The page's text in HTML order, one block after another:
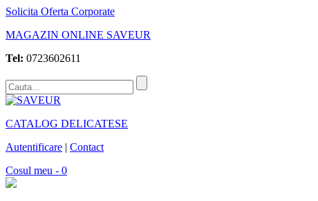
Solicita Oferta Corporate
MAGAZIN ONLINE SAVEUR
Tel: 0723602611
CATALOG DELICATESE
Autentificare | Contact
Cosul meu - 0